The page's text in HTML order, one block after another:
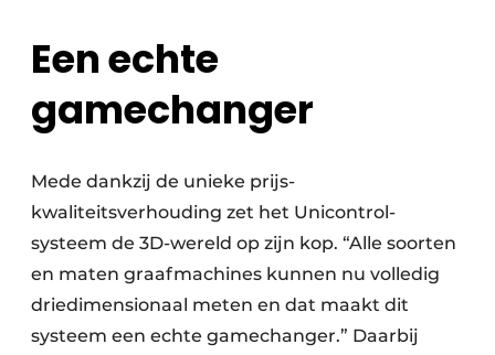
Een echte
gamechanger
Mede dankzij de unieke prijs-
kwaliteitsverhouding zet het Unicontrol-
systeem de 3D-wereld op zijn kop. “Alle soorten
en maten graafmachines kunnen nu volledig
driedimensionaal meten en dat maakt dit
systeem een echte gamechanger.” Daarbij